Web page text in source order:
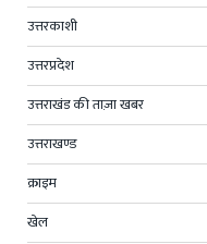
उत्तरकाशी
उत्तरप्रदेश
उत्तराखंड की ताज़ा खबर
उत्तराखण्ड
क्राइम
खेल